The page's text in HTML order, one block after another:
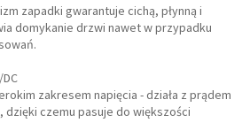
zapadki gwarantuje cichą, płynną i
domykanie drzwi nawet w przypadku
zakresem napięcia - działa z prądem
dzięki czemu pasuje do większości